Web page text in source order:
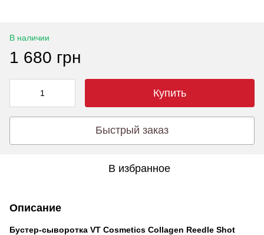
В наличии
1 680 грн
Купить
Быстрый заказ
В избранное
Описание
Бустер-сыворотка VT Cosmetics Collagen Reedle Shot